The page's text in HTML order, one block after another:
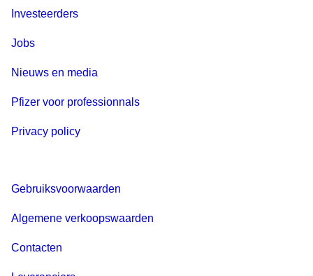
Investeerders
Jobs
Nieuws en media
Pfizer voor professionnals
Privacy policy
Gebruiksvoorwaarden
Algemene verkoopswaarden
Contacten